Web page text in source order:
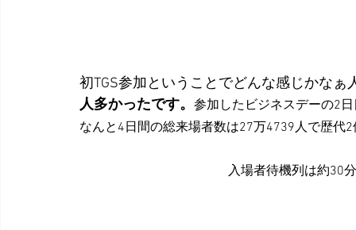
初TGS参加ということでどんな感じかな
人多かったです。 参加したビジネスデーの2
なんと4日間の総来場者数は27万4739人で歴代
入場者待機列は約30